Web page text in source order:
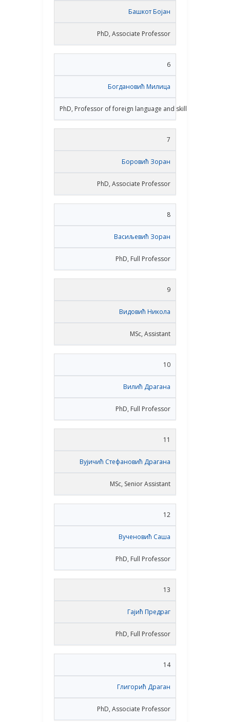
Башкот Бојан
PhD, Associate Professor
6
Богдановић Милица
PhD, Professor of foreign language and skills
7
Боровић Зоран
PhD, Associate Professor
8
Васиљевић Зоран
PhD, Full Professor
9
Видовић Никола
MSc, Assistant
10
Вилић Драгана
PhD, Full Professor
11
Вујичић Стефановић Драгана
MSc, Senior Assistant
12
Вученовић Саша
PhD, Full Professor
13
Гајић Предраг
PhD, Full Professor
14
Глигорић Драган
PhD, Associate Professor